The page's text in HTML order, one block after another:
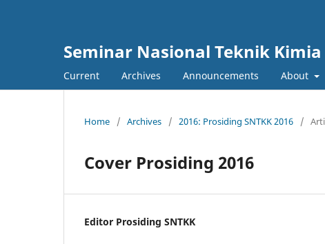
Seminar Nasional Teknik
Current Archives Announcements About
Home / Archives / 2016: Prosiding SNTKK 2016 /
Cover Prosiding 2016
Editor Prosiding SNTKK